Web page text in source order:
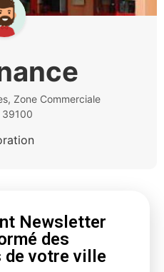
Zone Commerciale
39100
Newsletter
des
de votre ville